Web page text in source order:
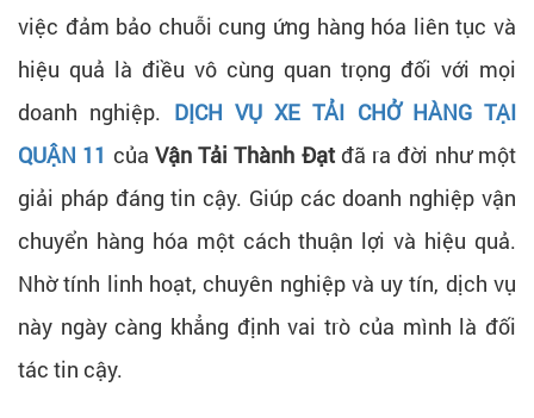
việc đảm bảo chuỗi cung ứng hàng hóa liên tục và
hiệu quả là điều vô cùng quan trọng đối với mọi
doanh nghiệp. DỊCH VỤ XE TẢI CHỞ HÀNG TẠI
QUẬN 11 của Vận Tải Thành Đạtđã ra đời như một
giải pháp đáng tin cậy. Giúp các doanh nghiệp vận
chuyển hàng hóa một cách thuận lợi và hiệu quả.
Nhờ tính linh hoạt, chuyên nghiệp và uy tín, dịch vụ
này ngày càng khẳng định vai trò của mình là đối
tác tin cậy.